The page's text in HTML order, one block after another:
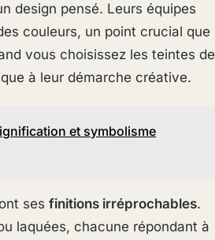
design pensé. Leurs équipes
couleurs, un point crucial que
vous choisissez les teintes de
à leur démarche créative.
et symbolisme
ses finitions irréprochables.
laquées, chacune répondant à